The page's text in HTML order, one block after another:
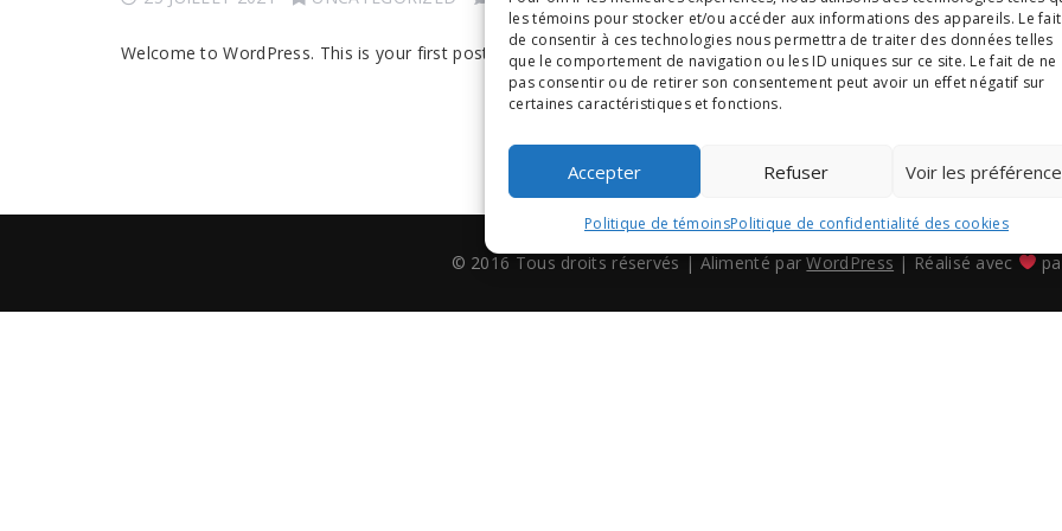
les témoins pour stocker et/ou accéder aux informations des appareils. Le fait
de consentir à ces technologies nous permettra de traiter des données telles
que le comportement de navigation ou les ID uniques sur ce site. Le fait de ne
pas consentir ou de retirer son consentement peut avoir un effet négatif sur
certaines caractéristiques et fonctions.
Accepter Refuser Voir les
Politique de témoinsPolitique de confidentialité des cookies
Welcome to WordPress. This is your first post. Edit or delete it, then start writing!
© 2016 Tous droits réservés | Alimenté parWordPress | Réalisé avec